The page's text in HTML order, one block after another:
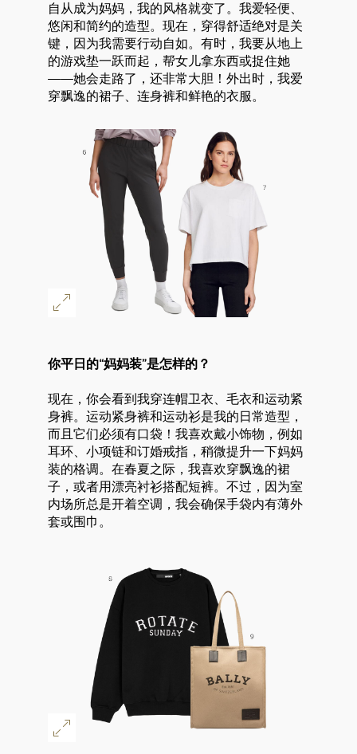
自从成为妈妈，我的风格就变了。我爱轻便、
悠闲和简约的造型。现在，穿得舒适绝对是关
键，因为我需要行动自如。有时，我要从地上
的游戏垫一跃而起，帮女儿拿东西或捉住她
——她会走路了，还非常大胆！外出时，我爱
穿飘逸的裙子、连身裤和鲜艳的衣服。
你平日的“妈妈装”是怎样的？
现在，你会看到我穿连帽卫衣、毛衣和运动紧
身裤。运动紧身裤和运动衫是我的日常造型，
而且它们必须有口袋！我喜欢戴小饰物，例如
耳环、小项链和订婚戒指，稍微提升一下妈妈
装的格调。在春夏之际，我喜欢穿飘逸的裙
子，或者用漂亮衬衫搭配短裤。不过，因为室
内场所总是开着空调，我会确保手袋内有薄外
套或围巾。